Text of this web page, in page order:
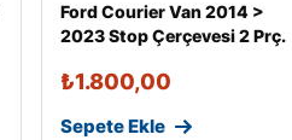
Ford Courier Van 2014 >
2023 Stop Çerçevesi 2 Prç.
₺1.800,00
Sepete Ekle